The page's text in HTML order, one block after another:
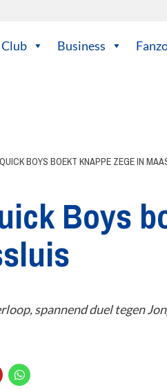
Club Business
BOYS BOEKT KNAPPE ZEGE IN
Boys
spannend duel tegen